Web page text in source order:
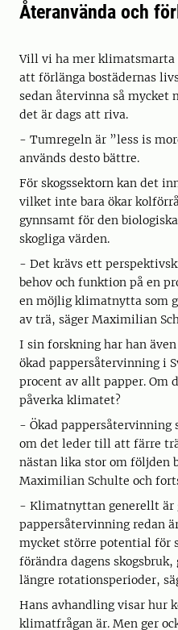
Återanvända och
Vill vi ha mer
att förlänga bostädernas
sedan återvinna så mycket
det är dags att riva.
- Tumregeln är ”less is
används desto bättre.
För skogssektorn kan det
vilket inte bara ökar
gynnsamt för den
skogliga värden.
- Det krävs ett
behov och funktion på en
en möjlig klimatnytta som
av trä, säger Maximilian
I sin forskning har han
ökad pappersåtervinning i
procent av allt papper. Om
påverka klimatet?
- Ökad pappersåtervinning
om det leder till att färre
nästan lika stor om följden
Maximilian Schulte och
- Klimatnyttan generellt är
pappersåtervinning redan
mycket större potential
förändra dagens
längre rotationsperioder,
Hans avhandling visar hur
klimatfrågan är. Men ger